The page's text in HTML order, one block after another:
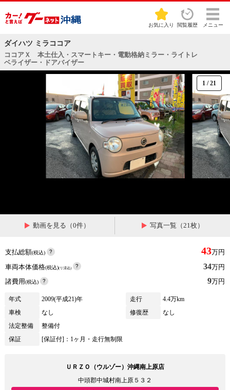
お気に入り 閲覧履歴 メニュー
ダイハツ ミラココア
ココアＸ 本土仕入・スマートキー・電動格納ミラー・ライトレ
ベライザー・ドアバイザー
1 /21
動画を見る（0件） 写真一覧（21枚）
支払総額(税込) 43万円
車両本体価格(税込)(リ済込) 34万円
諸費用(税込) 9万円
年式 2009(平成21)年 走行
4.4万km
車検
なし 修復歴
なし
法定整備
整備付
保証
[保証付]：1ヶ月・走行無制限
ＵＲＺＯ（ウルゾー）沖縄南上原店
中頭郡中城村南上原５３２